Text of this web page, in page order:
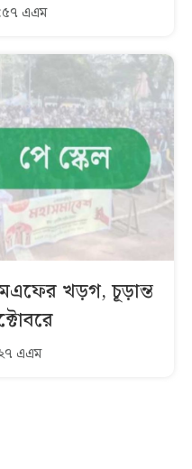
এএম
খড়গ, চূড়ান্ত
এএম